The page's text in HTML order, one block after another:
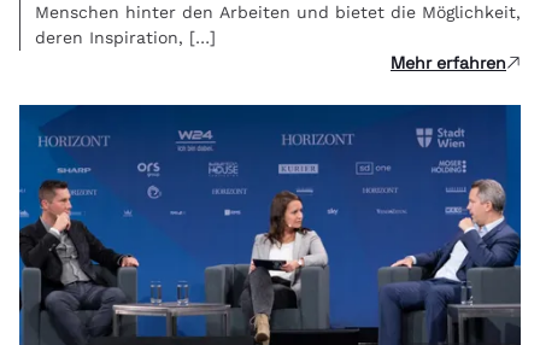
Menschen hinter den Arbeiten und bietet die Möglichkeit,
deren Inspiration, […]
Mehr erfahren